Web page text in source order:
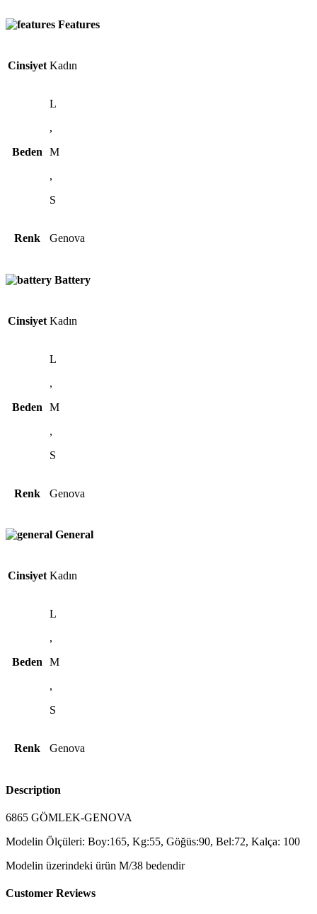
Features
Cinsiyet Kadın
Beden
L
,
M
,
S
Renk Genova
Battery
Cinsiyet Kadın
Beden
L
,
M
,
S
Renk Genova
General
Cinsiyet Kadın
Beden
L
,
M
,
S
Renk Genova
Description
6865 GÖMLEK-GENOVA
Modelin Ölçüleri: Boy:165, Kg:55, Göğüs:90, Bel:72, Kalça: 100
Modelin üzerindeki ürün M/38 bedendir
Customer Reviews